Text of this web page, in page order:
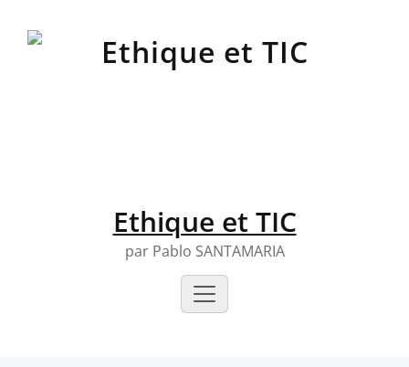
Ethique et TIC
par Pablo SANTAMARIA